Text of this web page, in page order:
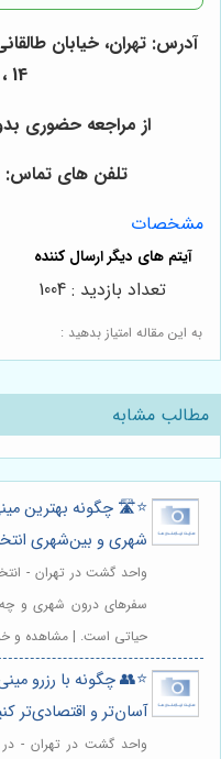
آدرس: تهران، خیابان
14 ، طبقه سوم
از مراجعه حضوری
تلفن های تماس: 88815169 & 88813689
مشخصات
به این مقاله امتیاز بدهید :
تعداد بازدید : 1004
مطالب مشابه
⭐️🛣️ چگونه بهترین
شهری و بین‌شهری
واحد گشت در تهران -
سفرهای درون شهری و
حیاتی است. | مشاهده و
⭐️👥 چگونه با رزرو
آسان‌تر و اقتصادی‌تر
واحد گشت در تهران - در